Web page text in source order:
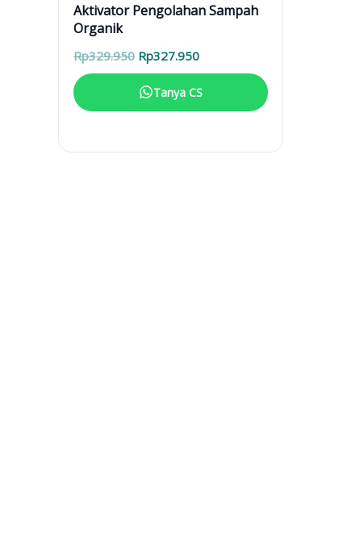
Aktivator Pengolahan Sampah
Organik
Rp329.950 Harga
aslinya
adalah:
Rp329.950.
Rp327.950Harga
saat
ini
adalah:
Rp327.950.
Tanya CS